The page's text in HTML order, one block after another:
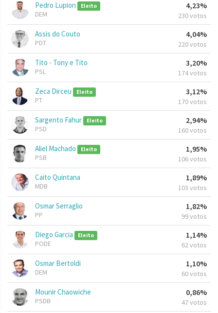
Pedro Lupion Eleito
DEM
4,23%
230 votos
Assis do Couto
PDT
4,04%
220 votos
Tito - Tony e Tito
PSL
3,20%
174 votos
Zeca Dirceu Eleito
PT
3,12%
170 votos
Sargento Fahur Eleito
PSD
2,94%
160 votos
Aliel Machado Eleito
PSB
1,95%
106 votos
Caito Quintana
MDB
1,89%
103 votos
Osmar Serraglio
PP
1,82%
99 votos
Diego Garcia Eleito
PODE
1,14%
62 votos
Osmar Bertoldi
DEM
1,10%
60 votos
Mounir Chaowiche
PSDB
0,86%
47 votos